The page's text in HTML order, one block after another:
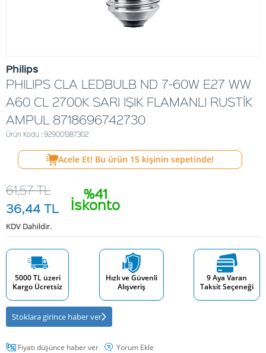
Philips
PHILIPS CLA LEDBULB ND 7-60W E27 WW
A60 CL 2700K SARI IŞIK FLAMANLI RUSTİK
AMPUL 8718696742730
Ürün Kodu : 929001387302
Acele Et! Bu ürün 15 kişinin sepetinde!
%41
İskonto
61,57TL
36,44 TL
KDV Dahildir.
5000 TL üzeri
Kargo Ücretsiz
Hızlı ve Güvenli
Alışveriş
9 Aya Varan
Taksit Seçeneği
Stoklara girince haber ver
Fiyatı düşünce haber ver Yorum Ekle